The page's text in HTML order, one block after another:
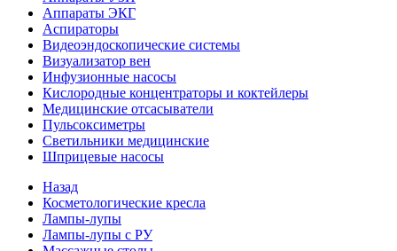
Аппараты ЭКГ
Аспираторы
Видеоэндоскопические системы
Визуализатор вен
Инфузионные насосы
Кислородные концентраторы и коктейлеры
Медицинские отсасыватели
Пульсоксиметры
Светильники медицинские
Шприцевые насосы
Назад
Косметологические кресла
Лампы-лупы
Лампы-лупы с РУ